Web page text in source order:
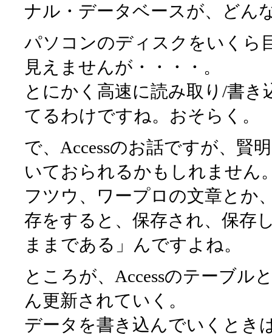
ナル・データベースが、どん
パソコンのディスクをいくら
見えませんが・・・・。
とにかく高速に読み取り/書
てるわけですね。おそらく。
で、Accessのお話ですが、賢
いておられるかもしれません
フツウ、ワープロの文章とか
存をすると、保存され、保存
ままである」んですよね。
ところが、Accessのテーブル
ん更新されていく。
データを書き込んでいくとき